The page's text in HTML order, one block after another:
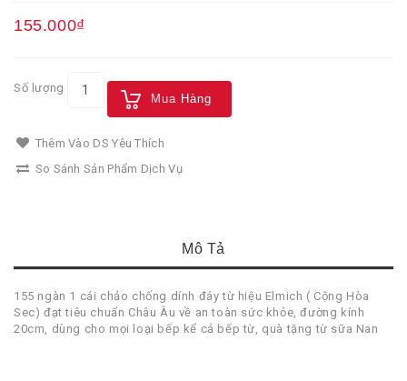
155.000₫
Số lượng
Mua Hàng
Thêm Vào DS Yêu Thích
So Sánh Sản Phẩm Dịch Vụ
Mô Tả
155 ngàn 1 cái chảo chống dính đáy từ hiệu Elmich ( Cộng Hòa
Sec) đạt tiêu chuẩn Châu Âu về an toàn sức khỏe, đường kính
20cm, dùng cho mọi loại bếp kể cả bếp từ, quà tặng từ sữa Nan